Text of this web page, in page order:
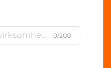
0/200